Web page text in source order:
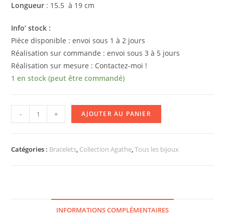
Longueur : 15.5 à 19 cm
Info’ stock :
Pièce disponible : envoi sous 1 à 2 jours
Réalisation sur commande : envoi sous 3 à 5 jours
Réalisation sur mesure : Contactez-moi !
1 en stock (peut être commandé)
-
quantité
de
AGATHE
+ AJOUTER AU PANIER
Catégories : Bracelets, Collection Agathe,Tous les bijoux
INFORMATIONS COMPLÉMENTAIRES